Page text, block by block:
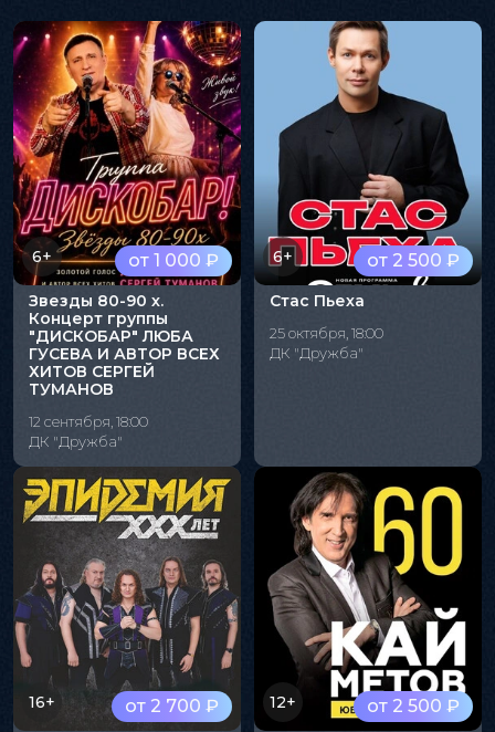
от 1 000 ₽
6+
Звезды 80-90 х.
Концерт группы
"ДИСКОБАР" ЛЮБА
ГУСЕВА И АВТОР ВСЕХ
ХИТОВ СЕРГЕЙ
ТУМАНОВ
12 сентября, 18:00
ДК "Дружба"
от 2 500 ₽
6+
Стас Пьеха
25 октября, 18:00
ДК "Дружба"
от 2 700 ₽
16+ от 2 500 ₽
12+